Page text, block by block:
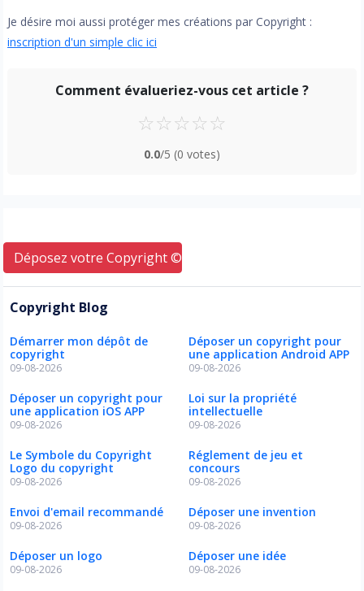
Déposez votre Copyright © ici
Copyright Blog
Démarrer mon dépôt de
copyright
09-08-2026
Déposer un copyright pour
une application Android APP
09-08-2026
Déposer un copyright pour
une application iOS APP
09-08-2026
Loi sur la propriété
intellectuelle
09-08-2026
Le Symbole du Copyright
Logo du copyright
09-08-2026
Réglement de jeu et
concours
09-08-2026
Envoi d'email recommandé
09-08-2026
Déposer une invention
09-08-2026
Déposer un logo
09-08-2026
Déposer une idée
09-08-2026
Je désire moi aussi protéger mes créations par Copyright :
inscription d'un simple clic ici
Comment évalueriez-vous cet article ?
☆☆☆☆☆
0.0/5 (0 votes)